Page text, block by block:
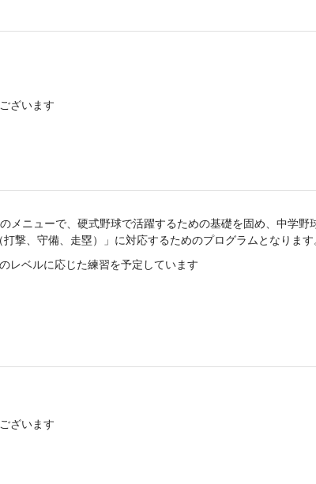
ざいます
メニューで、硬式野球で活躍するための基礎を固め、中学野
撃、守備、走塁）」に対応するためのプログラムとなります。
レベルに応じた練習を予定しています
ざいます